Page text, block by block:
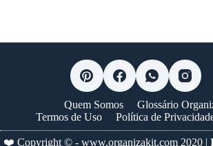
Quem Somos
Glossário
Termos de Uso
Política de
❤️ Copyright © - www.organizakit.com 2020 |